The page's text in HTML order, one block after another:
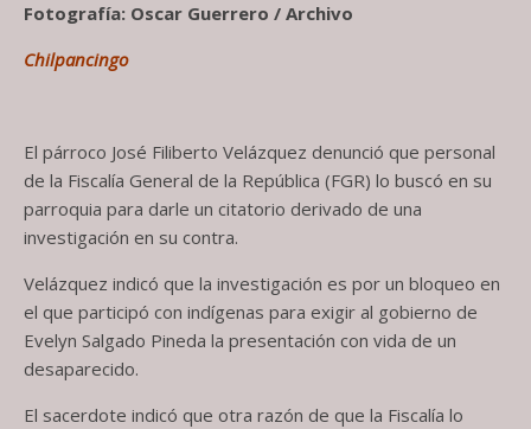
Fotografía: Oscar Guerrero / Archivo
Chilpancingo
El párroco José Filiberto Velázquez denunció que personal
de la Fiscalía General de la República (FGR) lo buscó en su
parroquia para darle un citatorio derivado de una
investigación en su contra.
Velázquez indicó que la investigación es por un bloqueo en
el que participó con indígenas para exigir al gobierno de
Evelyn Salgado Pineda la presentación con vida de un
desaparecido.
El sacerdote indicó que otra razón de que la Fiscalía lo